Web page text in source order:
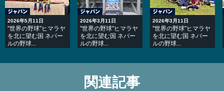
2026年5月11日
"世界の野球"ヒマラヤ
を北に望む国 ネパー
ルの野球...
2026年3月11日
"世界の野球"ヒマラヤ
を北に望む国 ネパー
ルの野球...
2026年3月11日
"世界の野球"ヒマラヤ
を北に望む国 ネパー
ルの野球...
関連記事